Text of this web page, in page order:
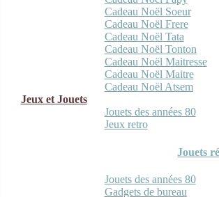
Cadeau Noël Soeur
Cadeau Noël Frere
Cadeau Noël Tata
Cadeau Noël Tonton
Cadeau Noël Maitresse
Cadeau Noël Maitre
Cadeau Noël Atsem
Jeux et Jouets
Jouets des années 80
Jeux retro
Jouets
Jouets des années 80
Gadgets de bureau